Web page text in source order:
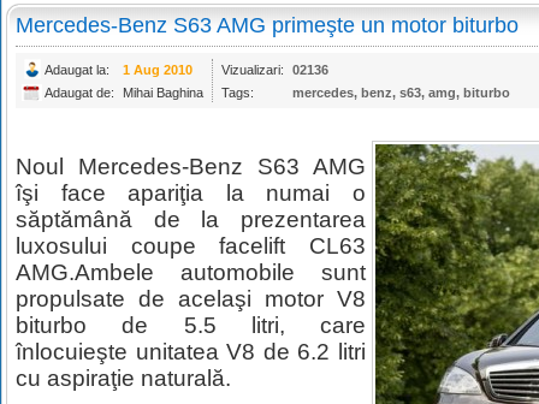
Mercedes-Benz S63 AMG primeşte un motor biturbo
Adaugat la: 1 Aug 2010 Vizualizari:
02136
Adaugat de:
Mihai Baghina Tags: mercedes, benz, s63, amg, biturbo
Noul Mercedes-Benz S63 AMG
îşi face apariţia la numai o
săptămână de la prezentarea
luxosului coupe facelift CL63
AMG.Ambele automobile sunt
propulsate de acelaşi motor V8
biturbo de 5.5 litri, care
înlocuieşte unitatea V8 de 6.2 litri
cu aspiraţie naturală.